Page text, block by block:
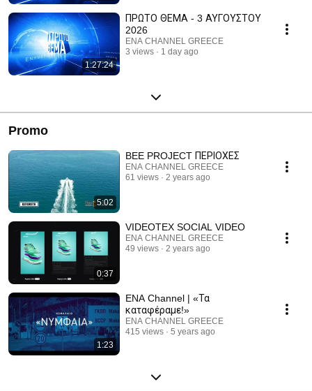
1:27:24
ΠΡΩΤΟ ΘΕΜΑ - 3 ΑΥΓΟΥΣΤΟΥ
2026
ENA CHANNEL GREECE
3 views
1 day ago
Promo
5:02
BEE PROJECT ΠΕΡΙΟΧΕΣ
ENA CHANNEL GREECE
61 views
2 years ago
0:37
VIDEOTEX SOCIAL VIDEO
ENA CHANNEL GREECE
49 views
2 years ago
1:23
ENA Channel | «Τα
καταφέραμε!»
ENA CHANNEL GREECE
415 views
5 years ago